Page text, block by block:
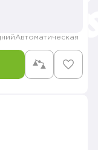
Автоматическая